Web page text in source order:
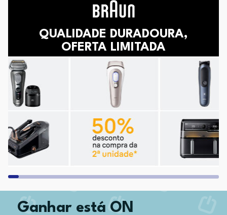
QUALIDADE DURADOURA,
OFERTA LIMITADA
Ganhar está ON